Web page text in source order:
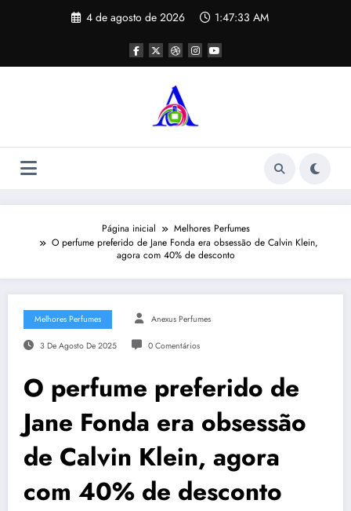
4 de agosto de 2026 1:47:33 AM
Página inicial
Melhores Perfumes
O perfume preferido de Jane Fonda era obsessão de Calvin Klein,
agora com 40% de desconto
Melhores Perfumes Anexus Perfumes
3 De Agosto De 2025 0 Comentários
O perfume preferido de
Jane Fonda era obsessão
de Calvin Klein, agora
com 40% de desconto